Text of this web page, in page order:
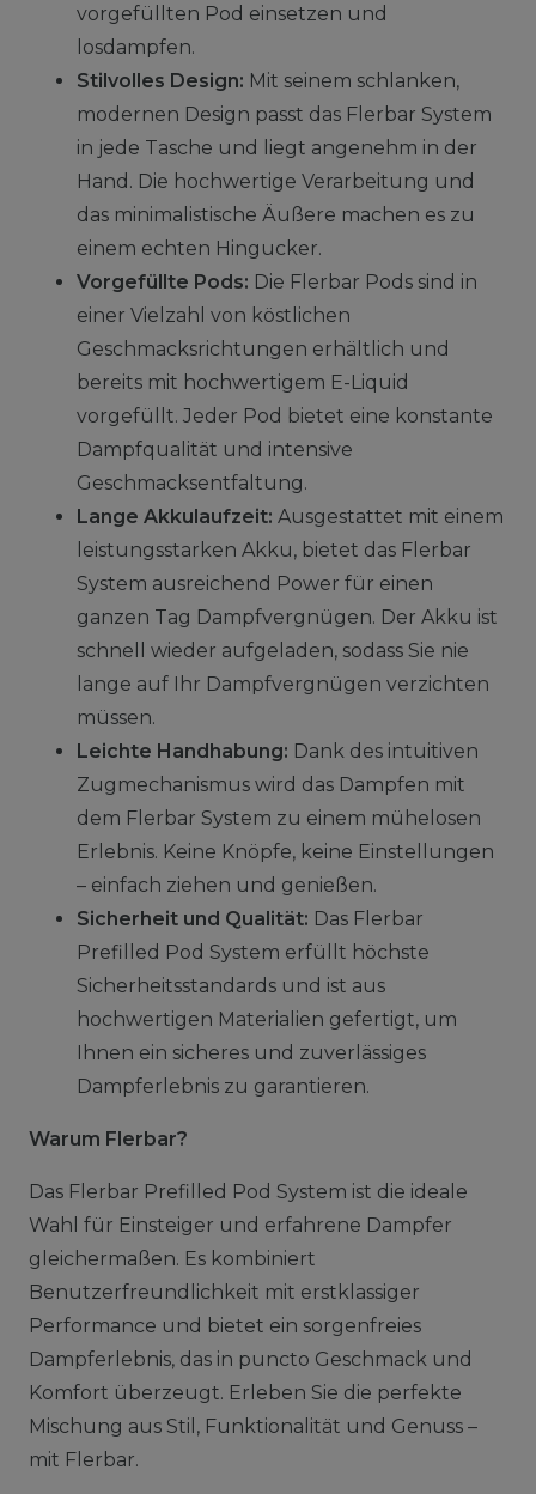
vorgefüllten Pod einsetzen und
losdampfen.
Stilvolles Design: Mit seinem schlanken,
modernen Design passt das Flerbar System
in jede Tasche und liegt angenehm in der
Hand. Die hochwertige Verarbeitung und
das minimalistische Äußere machen es zu
einem echten Hingucker.
Vorgefüllte Pods: Die Flerbar Pods sind in
einer Vielzahl von köstlichen
Geschmacksrichtungen erhältlich und
bereits mit hochwertigem E-Liquid
vorgefüllt. Jeder Pod bietet eine konstante
Dampfqualität und intensive
Geschmacksentfaltung.
Lange Akkulaufzeit: Ausgestattet mit einem
leistungsstarken Akku, bietet das Flerbar
System ausreichend Power für einen
ganzen Tag Dampfvergnügen. Der Akku ist
schnell wieder aufgeladen, sodass Sie nie
lange auf Ihr Dampfvergnügen verzichten
müssen.
Leichte Handhabung: Dank des intuitiven
Zugmechanismus wird das Dampfen mit
dem Flerbar System zu einem mühelosen
Erlebnis. Keine Knöpfe, keine Einstellungen
– einfach ziehen und genießen.
Sicherheit und Qualität: Das Flerbar
Prefilled Pod System erfüllt höchste
Sicherheitsstandards und ist aus
hochwertigen Materialien gefertigt, um
Ihnen ein sicheres und zuverlässiges
Dampferlebnis zu garantieren.
Warum Flerbar?
Das Flerbar Prefilled Pod System ist die ideale
Wahl für Einsteiger und erfahrene Dampfer
gleichermaßen. Es kombiniert
Benutzerfreundlichkeit mit erstklassiger
Performance und bietet ein sorgenfreies
Dampferlebnis, das in puncto Geschmack und
Komfort überzeugt. Erleben Sie die perfekte
Mischung aus Stil, Funktionalität und Genuss –
mit Flerbar.